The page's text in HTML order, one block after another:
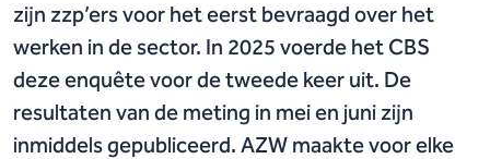
zijn zzp’ers voor het eerst bevraagd over het
werken in de sector. In 2025 voerde het CBS
deze enquête voor de tweede keer uit. De
resultaten van de meting in mei en juni zijn
inmiddels gepubliceerd. AZW maakte voor elke